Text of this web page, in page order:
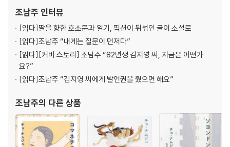
young, Born 1982, the fates of these eight women are the fat
es of women the world over. And under Cho Nam-Joo’s precis
e, unveiled gaze, nothing and nobody escapes scrutiny--not
even herself.
017년도 한국 문학의 미
조남주 인터뷰
[읽다]딸을 향한 호소문과 일기, 픽션이 뒤섞인 글이 소설로
[읽다]조남주 “내게는 질문이 먼저다”
[읽다][커버 스토리] 조남주 “82년생 김지영 씨, 지금은 어떤가
요?”
[읽다]조남주 “김지영 씨에게 발언권을 줬으면 해요”
조남주의 다른 상품